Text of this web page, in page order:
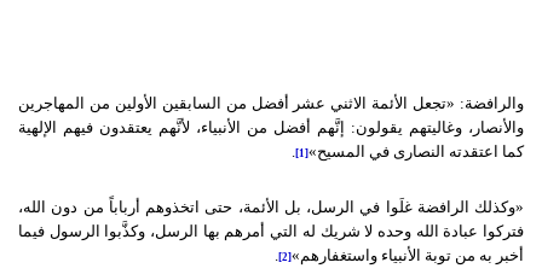
والرافضة: «تجعل الأئمة الاثني عشر أفضل من السابقين الأولين من المهاجرين
والأنصار، وغاليتهم يقولون: إنَّهم أفضل من الأنبياء، لأنَّهم يعتقدون فيهم الإلهية
كما اعتقدته النصارى في المسيح»[1]
.
«وكذلك الرافضة غلَوا في الرسل، بل الأئمة، حتى اتخذوهم أرباباً من دون الله،
فتركوا عبادة الله وحده لا شريك له التي أمرهم بها الرسل، وكذَّبوا الرسول فيما
أخبر به من توبة الأنبياء واستغفارهم»[2]
.